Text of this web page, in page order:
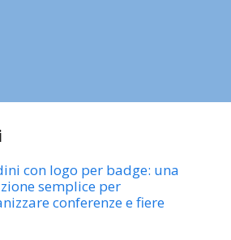
con logo per badge: una
semplice per
conferenze e fiere